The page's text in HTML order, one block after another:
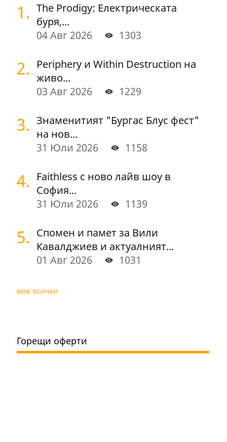
1. The Prodigy: Електрическата
буря,...
04 Авг 2026
1303
2. Periphery и Within Destruction на
живо...
03 Авг 2026
1229
3. Знаменитият "Бургас Блус фест"
на нов...
31 Юли 2026
1158
4. Faithless с ново лайв шоу в
София...
31 Юли 2026
1139
5. Спомен и памет за Вили
Кавалджиев и актуалният...
01 Авг 2026
1031
виж всички
Горещи оферти